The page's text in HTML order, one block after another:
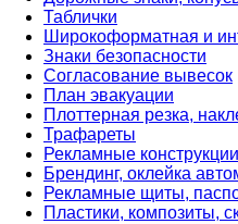
Таблички
Широкоформатная и
Знаки безопасности
Согласование вывесок
План эвакуации
Плоттерная резка,
Трафареты
Рекламные конструкции
Брендинг, оклейка
Рекламные щиты,
Пластики, композиты,